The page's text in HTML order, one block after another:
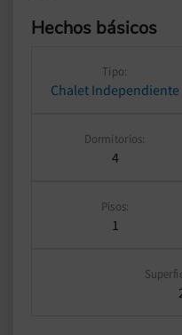
Hechos básicos
Tipo:
Chalet Independiente
Dormitorios:
4
Pisos:
1